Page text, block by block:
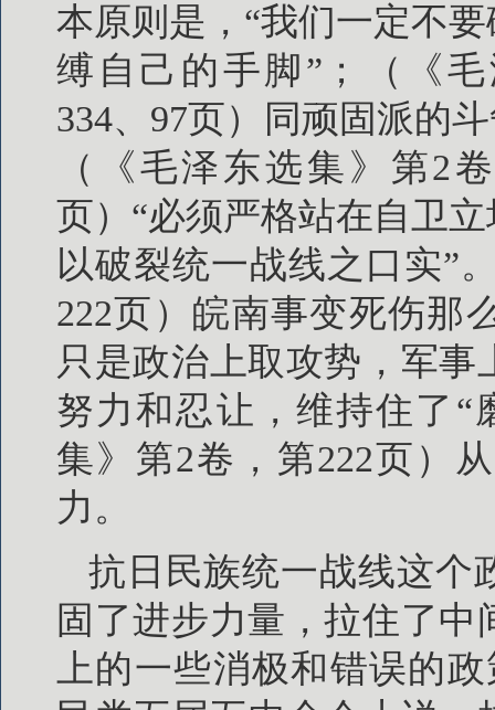
本原则是，“我们一定不
缚自己的手脚”；（《毛
334、97页）同顽固派的
（《毛泽东选集》第2
页）“必须严格站在自卫
以破裂统一战线之口实”
222页）皖南事变死伤那
只是政治上取攻势，军
努力和忍让，维持住了“
集》第2卷，第222页）
力。
抗日民族统一战线这个
固了进步力量，拉住了
上的一些消极和错误的